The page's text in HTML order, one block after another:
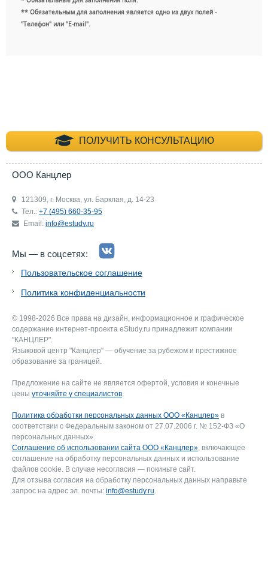
** Обязательным для заполнения является одно из двух полей -
"Телефон" или "E-mail".
ПОЛУЧИТЬ КОНСУЛЬТАЦИЮ
+7 (495) 660-35-
ООО Канцлер
121309, г. Москва, ул. Барклая, д. 14-23
Тел.: +7 (495) 660-35-95
Email: info@estudy.ru
Мы — в соцсетях:
Пользовательское соглашение
Политика конфиденциальности
© 1998-2026 Все права на дизайн, информационное и графическое
содержание интернет-проекта eStudy.ru принадлежит компании
"КАНЦЛЕР".
Языковой центр "Канцлер" — обучение за рубежом и престижное
образование за границей.
Предложение на сайте не является офертой, условия и конечные
цены уточняйте у специалистов.
Политика обработки персональных данных ООО «Канцлер» в
соответствии с Федеральным законом от 27.07.2006 г. № 152-ФЗ «О
персональных данных».
Соглашение об использовании сайта ООО «Канцлер», включающее
соглашение на обработку персональных данных и использование
файлов cookie. В случае несогласия — покиньте сайт.
Для отзыва согласия на обработку персональных данных направьте
запрос на адрес эл. почты: info@estudy.ru.